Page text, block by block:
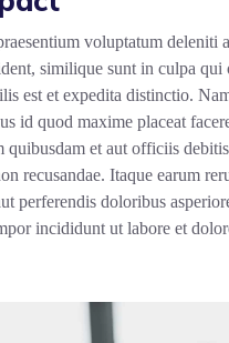
voluptatum deleniti
similique sunt in culpa qui
est et expedita distinctio.
id quod maxime placeat
quibusdam et aut officiis
recusandae. Itaque earum
perferendis doloribus
incididunt ut labore et